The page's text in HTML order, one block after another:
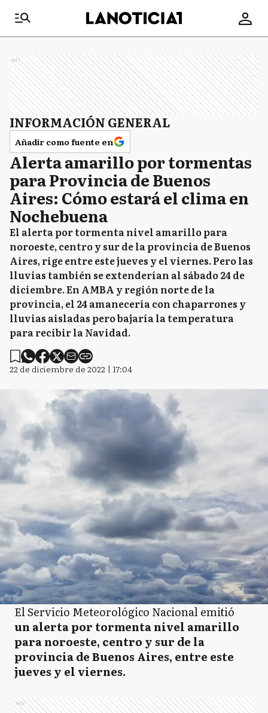
Ads
INFORMACIÓN GENERAL
Añadir como fuente en
Alerta amarillo por tormentas
para Provincia de Buenos
Aires: Cómo estará el clima en
Nochebuena
El alerta por tormenta nivel amarillo para
noroeste, centro y sur de la provincia de Buenos
Aires, rige entre este jueves y el viernes. Pero las
lluvias también se extenderían al sábado 24 de
diciembre. En AMBA y región norte de la
provincia, el 24 amanecería con chaparrones y
lluvias aisladas pero bajaría la temperatura
para recibir la Navidad.
22 de diciembre de 2022 | 17:04
El Servicio Meteorológico Nacional emitió
un alerta por tormenta nivel amarillo
para noroeste, centro y sur de la
provincia de Buenos Aires, entre este
jueves y el viernes.
Ads